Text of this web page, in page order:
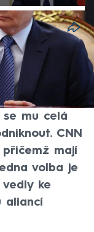
Putin
situaci ve
nedaří
se mu celá
CNN
mají
volba je
ke
aliancí